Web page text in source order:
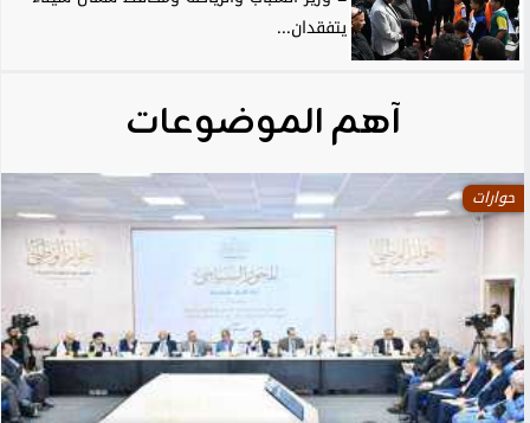
يتفقدان...
آهم الموضوعات
حوارات